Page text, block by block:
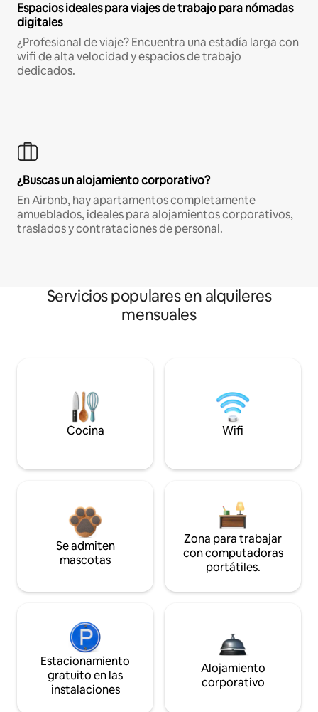
Espacios ideales para viajes de trabajo para nómadas
digitales
¿Profesional de viaje? Encuentra una estadía larga con
wifi de alta velocidad y espacios de trabajo
dedicados.
¿Buscas un alojamiento corporativo?
En Airbnb, hay apartamentos completamente
amueblados, ideales para alojamientos corporativos,
traslados y contrataciones de personal.
Servicios populares en alquileres
mensuales
Cocina Wifi
Se admiten
mascotas
Zona para trabajar
con computadoras
portátiles.
Estacionamiento
gratuito en las
instalaciones
Alojamiento
corporativo